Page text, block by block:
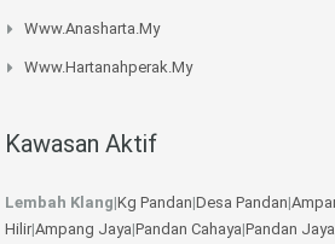
Www.anasharta.my
Www.hartanahperak.my
Kawasan Aktif
Lembah Klang|Kg Pandan|Desa Pandan|
Hilir|Ampang Jaya|Pandan Cahaya|Pandan Jaya